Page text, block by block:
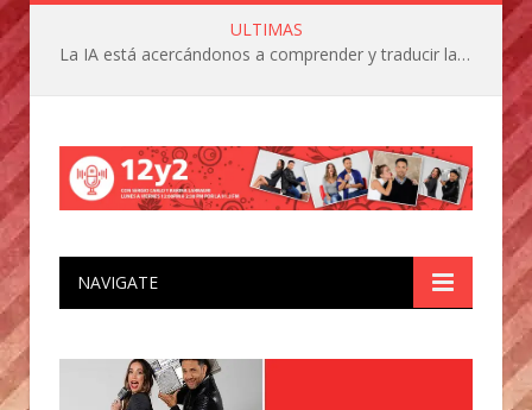
ULTIMAS
La IA está acercándonos a comprender y traducir las vocalizaciones y comportamientos de nuestras mascotas
NAVIGATE